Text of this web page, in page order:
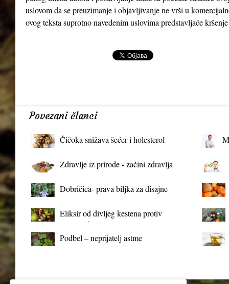
uslovom da se preuzimanje i objavljivanje ne vrši u
ovog teksta suprotno navedenim uslovima predstavljaće
Povezani članci
Čičoka snižava šećer i holesterol
Zdravlje iz prirode - začini zdravlja
Dobričica- prava biljka za disajne
Eliksir od divljeg kestena protiv
proširenih vena
Podbel – neprijatelj astme